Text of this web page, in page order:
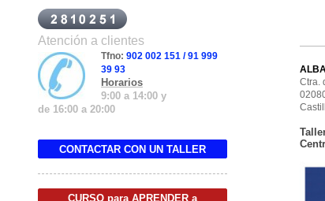
Atención a clientes
Tfno: 902 002 151 / 91 999
39 93
Horarios
9:00 a 14:00 y
de 16:00 a 20:00
CONTACTAR CON UN TALLER
CURSO para APRENDER a